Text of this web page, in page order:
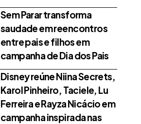
Sem Parar transforma
saudade em reencontros
entre pais e filhos em
campanha de Dia dos Pais
Disney reúne Niina Secrets,
Karol Pinheiro, Taciele, Lu
Ferreira e Rayza Nicácio em
campanha inspirada nas